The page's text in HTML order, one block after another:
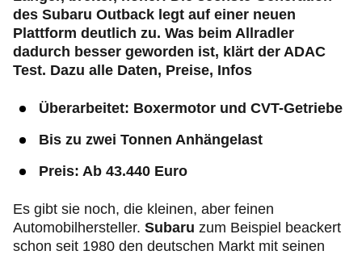
des Subaru Outback legt auf einer neuen
Plattform deutlich zu. Was beim Allradler
dadurch besser geworden ist, klärt der ADAC
Test. Dazu alle Daten, Preise, Infos
Überarbeitet: Boxermotor und CVT-Getriebe
Bis zu zwei Tonnen Anhängelast
Preis: Ab 43.440 Euro
Es gibt sie noch, die kleinen, aber feinen
Automobilhersteller. Subaru zum Beispiel beackert
schon seit 1980 den deutschen Markt mit seinen